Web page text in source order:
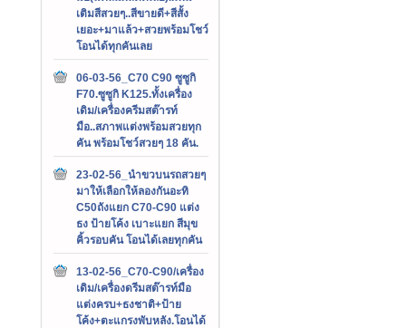
เติมสีสวยๆ..สีขายดี+สีสั้ง
เยอะ+มาแล้ว+สวยพร้อมโชว์
โอนได้ทุกคันเลย
06-03-56_C70 C90 ซูซูกิ
F70.ซูซูกิ K125.ทั้งเครื่อง
เดิม/เครื่องครีมสต๊ารท์
มือ..สภาพแต่งพร้อมสวยทุก
คัน พร้อมโชว์สวยๆ 18 คัน.
23-02-56_นำขวบนรถสวยๆ
มาให้เลือกให้ลองกันอะทิ
C50ถังแยก C70-C90 แต่ง
ธง ป้ายโค้ง เบาะแยก สีมุข
คิ้วรอบคัน โอนได้เลยทุกคัน
13-02-56_C70-C90/เครื่อง
เดิม/เครื่องดรีมสต๊ารท์มือ
แต่งครบ+ธงชาติ+ป้าย
โค้ง+ตะแกรงพับหลัง.โอนได้